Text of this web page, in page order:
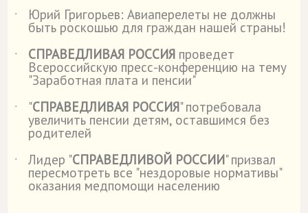
˙
Юрий Григорьев: Авиаперелеты не должны
быть роскошью для граждан нашей страны!
˙
СПРАВЕДЛИВАЯ РОССИЯ проведет
Всероссийскую пресс-конференцию на тему
"Заработная плата и пенсии"
˙
"СПРАВЕДЛИВАЯ РОССИЯ" потребовала
увеличить пенсии детям, оставшимся без
родителей
˙
Лидер "СПРАВЕДЛИВОЙ РОССИИ" призвал
пересмотреть все "нездоровые нормативы"
оказания медпомощи населению